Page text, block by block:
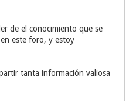
de el conocimiento que se
este foro, y estoy
tanta información valiosa